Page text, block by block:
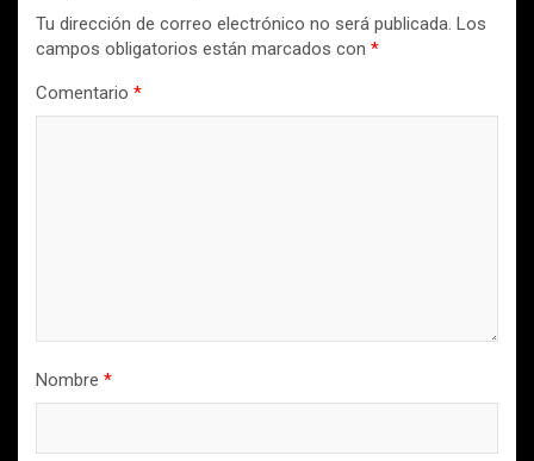
Tu dirección de correo electrónico no será publicada. Los
campos obligatorios están marcados con *
Comentario *
Nombre *